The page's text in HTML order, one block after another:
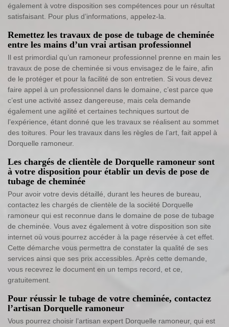
également à votre disposition ses compétences pour un résultat
satisfaisant. Pour plus d’informations, appelez-la.
Remettez les travaux de pose de tubage de cheminée
entre les mains d’un vrai artisan professionnel
Il est primordial qu’un ramoneur professionnel prenne en main les
travaux de pose de cheminée si vous envisagez de le faire, afin
de le protéger et pour la facilité de son entretien. Si vous devez
faire appel à un professionnel dans le domaine, c’est parce que
c’est une activité assez dangereuse, mais cela demande
également une agilité et certaines techniques surtout de
l’expérience, étant donné que les travaux se réalisent au sommet
des toitures. Pour les travaux dans les règles de l’art, fait appel à
Dorquelle ramoneur.
Les chargés de clientèle de Dorquelle ramoneur sont
à votre disposition pour établir un devis de pose de
tubage de cheminée
Pour avoir votre devis détaillé, durant les heures de bureau,
contactez les chargés de clientèle de la société Dorquelle
ramoneur qui est reconnue dans le domaine de pose de tubage
de cheminée. Vous avez également à votre disposition son site
internet où vous pourrez accéder à la page réservée à cet effet.
Cette démarche vous permettra de constater la qualité de ses
services ainsi que ses prix accessibles. Après cette demande,
vous recevrez le document en un temps record, et ce,
gratuitement.
Pour réussir le tubage de votre cheminée, contactez
l’artisan Dorquelle ramoneur
Vous pourrez choisir l’artisan expert Dorquelle ramoneur, qui est